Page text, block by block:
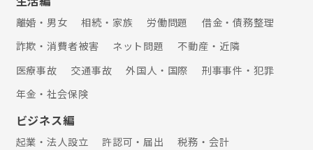
や店舗改装、小規模な機械装置などが
離婚・男女 相続・家族 労働問題
借金・債務整理
詐欺・消費者被害
ネット問題
不動産・近隣
医療事故
交通事故 外国人・国際
刑事事件・犯罪
年金・社会保険
ビジネス編
起業・法人設立 許認可・届出
税務・会計